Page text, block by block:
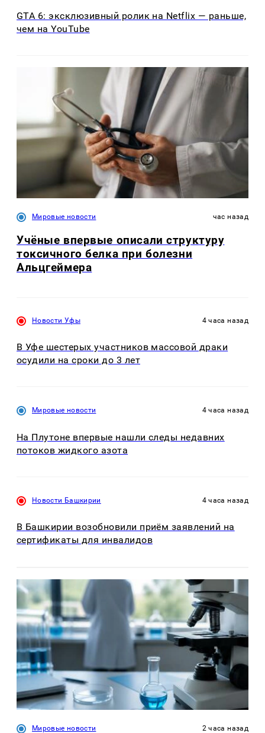
GTA 6: эксклюзивный ролик на Netflix — раньше,
чем на YouTube
Мировые новости час назад
Учёные впервые описали структуру
токсичного белка при болезни
Альцгеймера
Новости Уфы 4 часа назад
В Уфе шестерых участников массовой драки
осудили на сроки до 3 лет
Мировые новости 4 часа назад
На Плутоне впервые нашли следы недавних
потоков жидкого азота
Новости Башкирии 4 часа назад
В Башкирии возобновили приём заявлений на
сертификаты для инвалидов
Мировые новости 2 часа назад